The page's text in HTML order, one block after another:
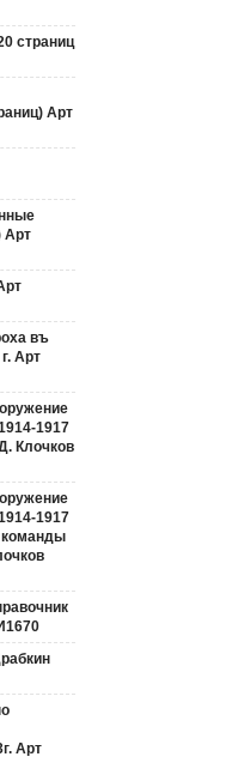
страниц
Арт
Арт
въ
Арт
1917
Клочков
1917
команды
Арт